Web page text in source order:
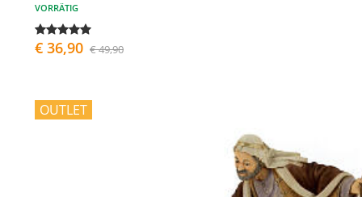
VORRÄTIG
€ 36,90 € 49,90
OUTLET